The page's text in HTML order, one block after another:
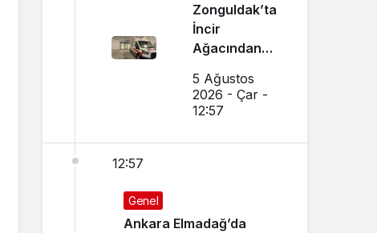
Zonguldak’ta
İncir
Ağacından
Ağır
Yaralandı
5 Ağustos
2026 - Çar -
12:57
12:57
Genel
Ankara Elmadağ’da